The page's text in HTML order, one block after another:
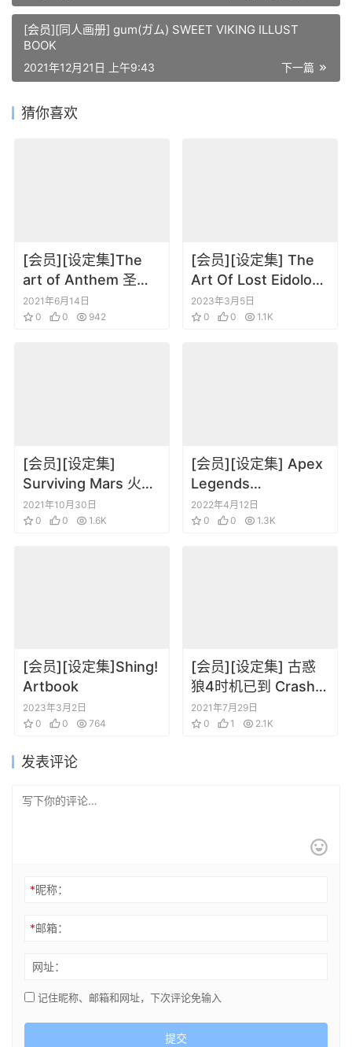
[会员][同人画册] gum(ガム) SWEET VIKING ILLUST
BOOK
下一篇
2021年12月21日 上午9:43
猜你喜欢
[会员][设定集]The
art of Anthem 圣歌/
赞歌 游戏角色场景道
具设定集
2021年6月14日
0
0 942
[会员][设定集] The
Art Of Lost Eidolons
幻灵降世录
2023年3月5日
0
0 1.1K
[会员][设定集]
Surviving Mars 火星
求生设定集
2021年10月30日
0
0 1.6K
[会员][设定集] Apex
Legends
Pathfinders Quest
(Respawn
2022年4月12日
0
0 1.3K
[会员][设定集]Shing!
Artbook
2023年3月2日
0
0 764
[会员][设定集] 古惑
狼4时机已到 Crash
Bandicoot 4 原画设
定
2021年7月29日
0
1 2.1K
发表评论
*昵称：
*邮箱：
网址：
记住昵称、邮箱和网址，下次评论免输入
提交